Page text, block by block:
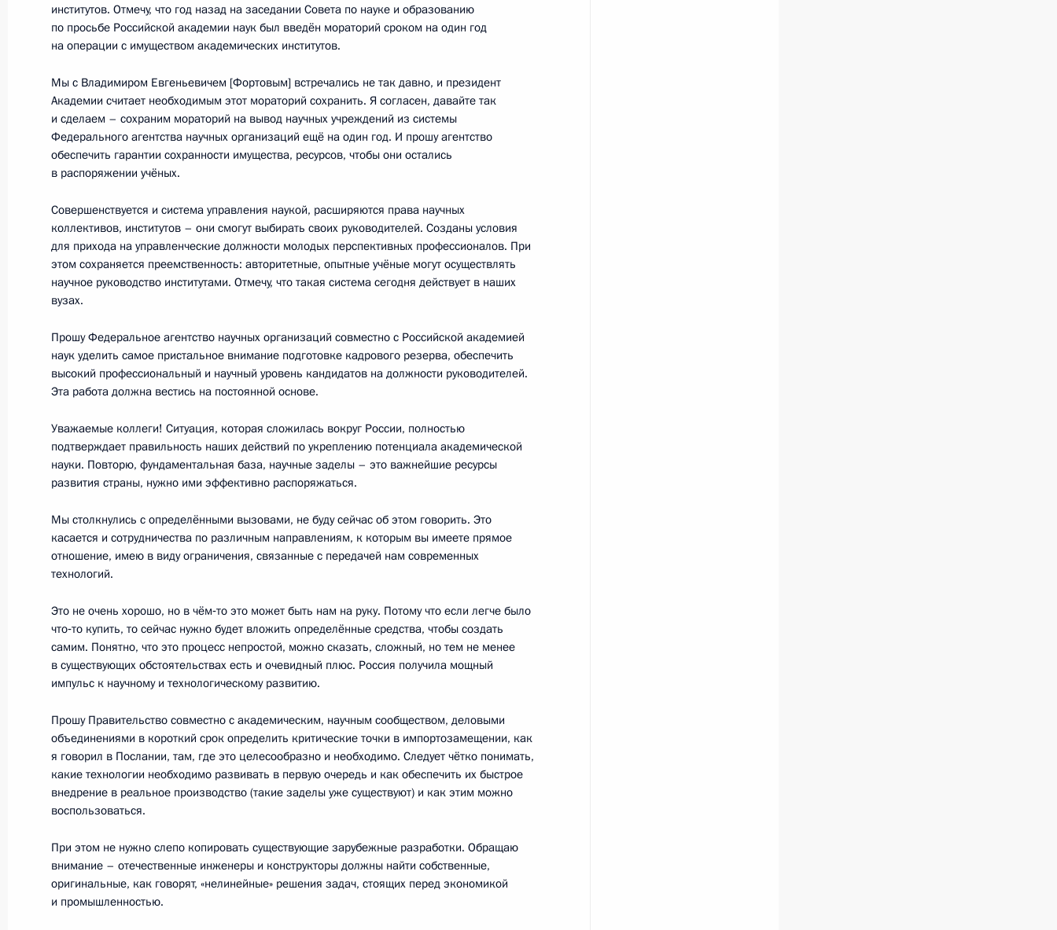
О приёме документов на соискание Государственной премии
в области науки и технологий
15 сентября 2016 года, 14:00
9 июня 2016 года, четверг
Объявлены лауреаты Госпремии 2015 года
9 июня 2016 года, 11:20
1 апреля 2016 года, пятница
О приёме документов на соискание премии Президента
в области науки и инноваций для молодых учёных
1 апреля 2016 года, 13:45
Вручены премии Президента для молодых учёных за 2015 год
10 февраля 2016 года, 16:20 Москва, Кремль
8 февраля 2016 года, понедельник
Подписан Указ о присуждении премий Президента для молодых
учёных за 2015 год
8 февраля 2016 года, 12:30
21 января 2016 года, четверг
21 января 2016 года, 15:50 Москва, Кремль
институтов. Отмечу, что год назад на заседании Совета по науке и образованию
по просьбе Российской академии наук был введён мораторий сроком на один год
на операции с имуществом академических институтов.
Мы с Владимиром Евгеньевичем [Фортовым] встречались не так давно, и президент
Академии считает необходимым этот мораторий сохранить. Я согласен, давайте так
и сделаем – сохраним мораторий на вывод научных учреждений из системы
Федерального агентства научных организаций ещё на один год. И прошу агентство
обеспечить гарантии сохранности имущества, ресурсов, чтобы они остались
в распоряжении учёных.
Совершенствуется и система управления наукой, расширяются права научных
коллективов, институтов – они смогут выбирать своих руководителей. Созданы условия
для прихода на управленческие должности молодых перспективных профессионалов. При
этом сохраняется преемственность: авторитетные, опытные учёные могут осуществлять
научное руководство институтами. Отмечу, что такая система сегодня действует в наших
вузах.
Прошу Федеральное агентство научных организаций совместно с Российской академией
наук уделить самое пристальное внимание подготовке кадрового резерва, обеспечить
высокий профессиональный и научный уровень кандидатов на должности руководителей.
Эта работа должна вестись на постоянной основе.
Уважаемые коллеги! Ситуация, которая сложилась вокруг России, полностью
подтверждает правильность наших действий по укреплению потенциала академической
науки. Повторю, фундаментальная база, научные заделы – это важнейшие ресурсы
развития страны, нужно ими эффективно распоряжаться.
Мы столкнулись с определёнными вызовами, не буду сейчас об этом говорить. Это
касается и сотрудничества по различным направлениям, к которым вы имеете прямое
отношение, имею в виду ограничения, связанные с передачей нам современных
технологий.
Это не очень хорошо, но в чём‑то это может быть нам на руку. Потому что если легче было
что‑то купить, то сейчас нужно будет вложить определённые средства, чтобы создать
самим. Понятно, что это процесс непростой, можно сказать, сложный, но тем не менее
в существующих обстоятельствах есть и очевидный плюс. Россия получила мощный
импульс к научному и технологическому развитию.
Прошу Правительство совместно с академическим, научным сообществом, деловыми
объединениями в короткий срок определить критические точки в импортозамещении, как
я говорил в Послании, там, где это целесообразно и необходимо. Следует чётко понимать,
какие технологии необходимо развивать в первую очередь и как обеспечить их быстрое
внедрение в реальное производство (такие заделы уже существуют) и как этим можно
воспользоваться.
При этом не нужно слепо копировать существующие зарубежные разработки. Обращаю
внимание – отечественные инженеры и конструкторы должны найти собственные,
оригинальные, как говорят, «нелинейные» решения задач, стоящих перед экономикой
и промышленностью.